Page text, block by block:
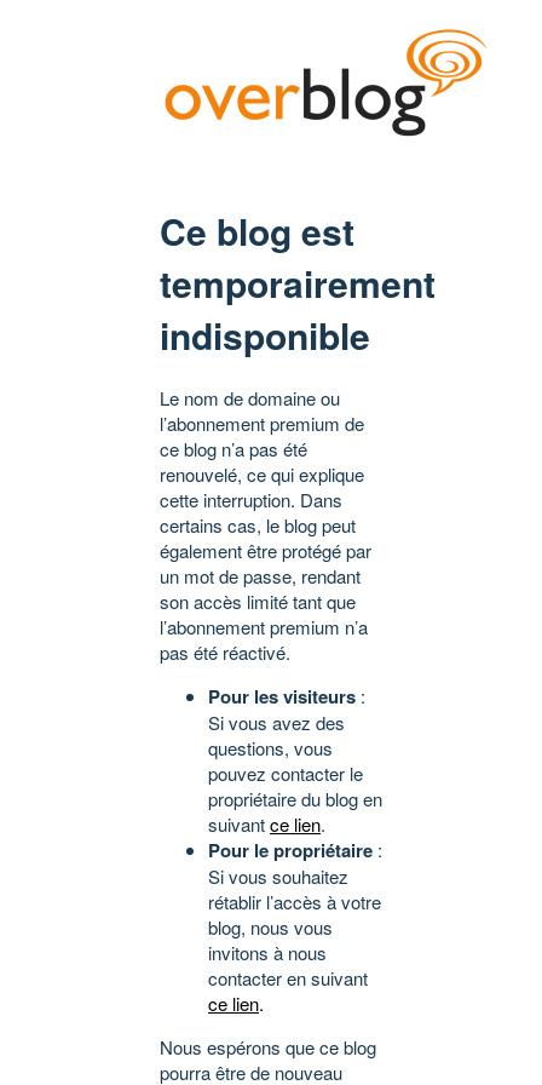
Ce blog est
temporairement
indisponible
Le nom de domaine ou
l’abonnement premium de
ce blog n’a pas été
renouvelé, ce qui explique
cette interruption. Dans
certains cas, le blog peut
également être protégé par
un mot de passe, rendant
son accès limité tant que
l’abonnement premium n’a
pas été réactivé.
Pour les visiteurs :
Si vous avez des
questions, vous
pouvez contacter le
propriétaire du blog en
suivantce lien.
Pour le propriétaire :
Si vous souhaitez
rétablir l’accès à votre
blog, nous vous
invitons à nous
contacter en suivant
ce lien.
Nous espérons que ce blog
pourra être de nouveau